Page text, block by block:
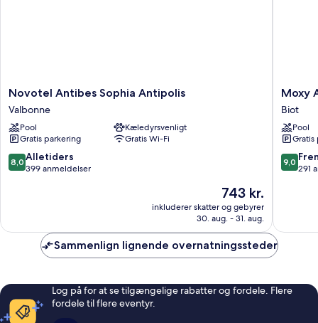
Novotel
Antibes
Sophia
Antipolis
Valbonne
Novotel Antibes Sophia Antipolis
Valbonne
Pool
Kæledyrsvenligt
Gratis parkering
Gratis Wi-Fi
8.0
ud
anmeldelser
8,0 Alletiders
399 anmeldelser
Prisen
er
743 kr.
743 kr.
inkluderer skatter og gebyrer
30. aug. - 31. aug.
Moxy
Antibes
Sophia
Antipolis
Biot
Moxy
Biot
Pool
Gratis
9.0
ud
9,0
291
Sammenlign lignende overnatningssteder
Log på for at se tilgængelige rabatter og fordele. Flere
fordele til flere eventyr.